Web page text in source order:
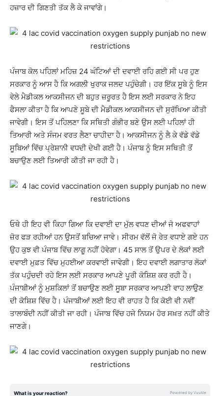
ਹਜ਼ਾਰ ਦੀ ਗਿਣਤੀ ਤੱਕ ਲੈ ਕੇ ਜਾਵਾਂਗੇ।
ਪੰਜਾਬ ਕੋਲ ਪਹਿਲਾਂ ਮਹਿਜ਼ 24 ਘੰਟਿਆਂ ਦੀ ਦਵਾਈ ਰਹਿ ਗਈ ਸੀ ਪਰ ਹੁਣ
ਸਰਕਾਰ ਨੂੰ ਆਸ ਹੈ ਕਿ ਅਗਲੀ ਖੁਰਾਕ ਜਲਦ ਪਹੁੰਚੇਗੀ। ਹਰ ਇੱਕ ਸੂਬੇ ਨੂੰ ਇਸ
ਵੇਲੇ ਮੈਡੀਕਲ ਆਕਸੀਜਨ ਦੀ ਬਹੁਤ ਜ਼ਰੂਰਤ ਹੈ ਇਸ ਲਈ ਸਰਕਾਰ ਨੇ ਇਹ
ਫੈਸਲਾ ਕੀਤਾ ਹੈ ਕਿ ਆਪਣੇ ਸੂਬੇ ਦੀ ਮੈਡੀਕਲ ਆਕਸੀਜਨ ਦੀ ਸੁਰੱਖਿਆ ਕੀਤੀ
ਜਾਵੇਗੀ। ਇਸ ਤੋਂ ਪਹਿਲਣਾ ਕਿ ਸਥਿਤੀ ਗੰਭੀਰ ਬਣੇ ਉਸ ਲਈ ਪਹਿਲਾਂ ਹੀ
ਤਿਆਰੀ ਅਤੇ ਸੰਜਮ ਵਰਤ ਲੈਣਾ ਚਾਹੀਦਾ ਹੈ। ਆਕਸੀਜਨ ਨੂੰ ਲੈ ਕੇ ਵੱਡੇ ਵੱਡੇ
ਸੂਬਿਆਂ ਵਿੱਚ ਪ੍ਰੇਸ਼ਾਨੀ ਵਧਦੀ ਦੇਖੀ ਗਈ ਹੈ। ਪੰਜਾਬ ਨੂੰ ਇਸ ਸਥਿਤੀ ਤੋਂ
ਬਚਾਉਣ ਲਈ ਤਿਆਰੀ ਕੀਤੀ ਜਾ ਰਹੀ ਹੈ।
ਓਥੇ ਹੀ ਇਹ ਵੀ ਕਿਹਾ ਗਿਆ ਕਿ ਦਵਾਈ ਦਾ ਮੁੱਲ ਵਧਣ ਦੀਆਂ ਜੋ ਅਫਵਾਹਾਂ
ਜ਼ੋਰ ਫੜ ਰਹੀਆਂ ਹਨ ਉਸਤੋਂ ਬਚਿਆ ਜਾਵੇ। ਸੀਰਮ ਵੱਲੋਂ ਜੋ ਰੇਤ ਵਧਾਏ ਗਏ ਹਨ
ਉਹ ਕੁਝ ਵੀ ਪੰਜਾਬ ਵਿੱਚ ਲਾਗੂ ਨਹੀਂ ਹੋਵੇਗਾ। 45 ਸਾਲ ਤੋਂ ਉਪਰ ਦੇ ਲੋਕਾਂ ਲਈ
ਦਵਾਈ ਮੁਫ਼ਤ ਵਿੱਚ ਮੁਹਈਆ ਕਰਵਾਈ ਜਾਵੇਗੀ। ਇਹ ਦਵਾਈ ਲਗਾਤਾਰ ਲੋਕਾਂ
ਤੱਕ ਪਹੁੰਚਦੀ ਰਹੇ ਇਸ ਲਈ ਸਰਕਾਰ ਆਪਣੇ ਪੂਰੀ ਕੋਸ਼ਿਸ਼ ਕਰ ਰਹੀ ਹੈ।
ਪੰਜਾਬੀਆਂ ਨੂੰ ਮੁਸ਼ਕਿਲਾਂ ਤੋਂ ਬਚਾਉਣ ਲਈ ਸੂਬਾ ਸਰਕਾਰ ਆਪਣੀ ਵਾਹ ਲਾਉਣ
ਦੀ ਕੋਸ਼ਿਸ਼ ਵਿੱਚ ਹੈ। ਪੰਜਾਬੀਆਂ ਲਈ ਇਹ ਵੀ ਰਾਹਤ ਹੈ ਕਿ ਕੋਈ ਵੀ ਨਵੀਂ
ਤਾਲਾਬੰਦੀ ਨਹੀਂ ਕੀਤੀ ਜਾ ਰਹੀ। ਪੰਜਾਬ ਵਿੱਚ ਹਜੇ ਨਿਯਮ ਹੋਰ ਸਖ਼ਤ ਨਹੀਂ ਕੀਤੇ
ਜਾਣਗੇ।